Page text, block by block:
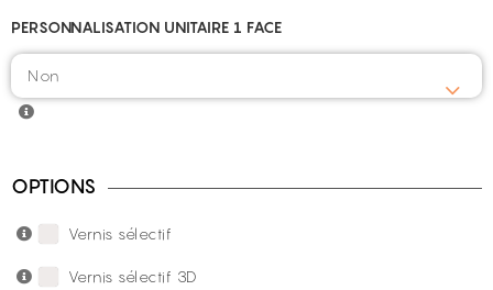
PERSONNALISATION UNITAIRE 1 FACE
OPTIONS
Vernis sélectif
Vernis sélectif 3D